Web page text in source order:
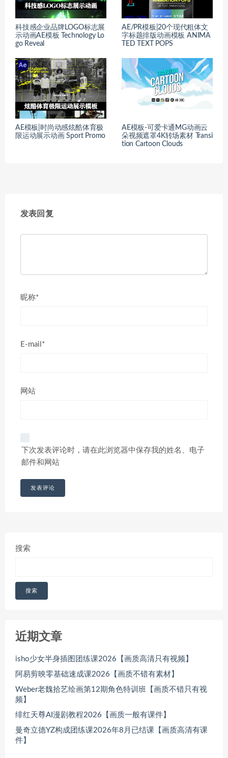
科技感企业品牌LOGO标志展
示动画AE模板 Technology Lo
go Reveal
AE/PR模板|20个现代粗体文
字标题排版动画模板 ANIMA
TED TEXT POPS
AE模板|时尚动感炫酷体育极
限运动展示动画 Sport Promo
AE模板-可爱卡通MG动画云
朵视频遮罩4K转场素材 Transi
tion Cartoon Clouds
发表回复
昵称*
E-mail*
网站
下次发表评论时，请在此浏览器中保存我的姓名、电子
邮件和网站
搜索
搜索
近期文章
isho少女半身插图团练课2026【画质高清只有视频】
阿易剪映零基础速成课2026【画质不错有素材】
Weber老魏拾艺绘画第12期角色特训班【画质不错只有视
频】
绯红天尊AI漫剧教程2026【画质一般有课件】
曼奇立德YZ构成团练课2026年8月已结课【画质高清有课
件】